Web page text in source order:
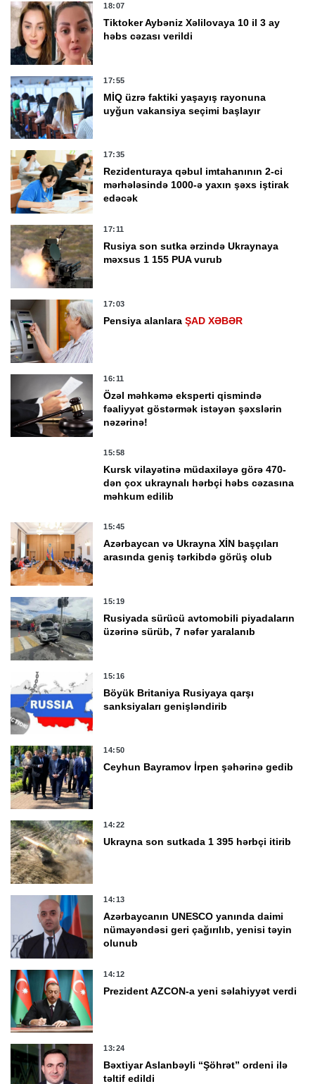
18:07
Tiktoker Aybəniz Xəlilovaya 10 il 3 ay
həbs cəzası verildi
17:55
MİQ üzrə faktiki yaşayış rayonuna
uyğun vakansiya seçimi başlayır
17:35
Rezidenturaya qəbul imtahanının 2-ci
mərhələsində 1000-ə yaxın şəxs iştirak
edəcək
17:11
Rusiya son sutka ərzində Ukraynaya
məxsus 1 155 PUA vurub
17:03
Pensiya alanlaraŞAD XƏBƏR
16:11
Özəl məhkəmə eksperti qismində
fəaliyyət göstərmək istəyən şəxslərin
nəzərinə!
15:58
Kursk vilayətinə müdaxiləyə görə 470-
dən çox ukraynalı hərbçi həbs cəzasına
məhkum edilib
15:45
Azərbaycan və Ukrayna XİN başçıları
arasında geniş tərkibdə görüş olub
15:19
Rusiyada sürücü avtomobili piyadaların
üzərinə sürüb, 7 nəfər yaralanıb
15:16
Böyük Britaniya Rusiyaya qarşı
sanksiyaları genişləndirib
14:50
Ceyhun Bayramov İrpen şəhərinə gedib
14:22
Ukrayna son sutkada 1 395 hərbçi itirib
14:13
Azərbaycanın UNESCO yanında daimi
nümayəndəsi geri çağırılıb, yenisi təyin
olunub
14:12
Prezident AZCON-a yeni səlahiyyət verdi
13:24
Bəxtiyar Aslanbəyli “Şöhrət” ordeni ilə
təltif edildi